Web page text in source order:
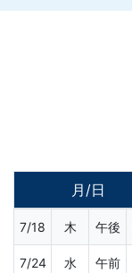
月/日
7/18 木 午後
7/24 水 午前